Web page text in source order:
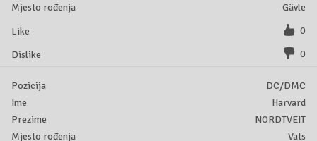
Gävle
0
0
DC/DMC
Harvard
NORDTVEIT
Vats